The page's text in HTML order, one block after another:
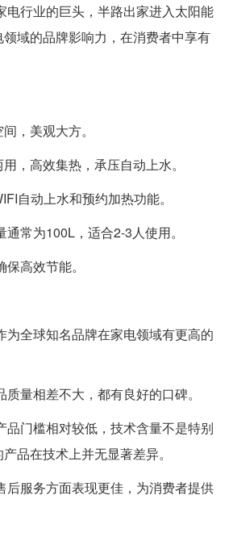
电行业的巨头，半路出家进入太阳能
域的品牌影响力，在消费者中享有
，美观大方。
，高效集热，承压自动上水。
自动上水和预约加热功能。
常为100L，适合2-3人使用。
高效节能。
为全球知名品牌在家电领域有更高的
量相差不大，都有良好的口碑。
品门槛相对较低，技术含量不是特别
品在技术上并无显著差异。
后服务方面表现更佳，为消费者提供